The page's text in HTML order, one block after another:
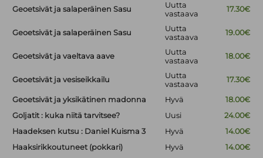
Geoetsivät ja salaperäinen Sasu
Uutta
vastaava
17.30€
Geoetsivät ja salaperäinen Sasu
Uutta
vastaava
19.00€
Geoetsivät ja vaeltava aave
Uutta
vastaava
18.00€
Geoetsivät ja vesiseikkailu
Uutta
vastaava
17.30€
Geoetsivät ja yksikätinen madonna Hyvä
18.00€
Goljatit : kuka niitä tarvitsee?
Uusi
24.00€
Haadeksen kutsu : Daniel Kuisma 3
Hyvä
14.00€
Haaksirikkoutuneet (pokkari)
Hyvä
14.00€